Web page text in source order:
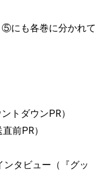
にも各巻に分かれて
トダウンPR）
前PR）
ンタビュー（『グッ